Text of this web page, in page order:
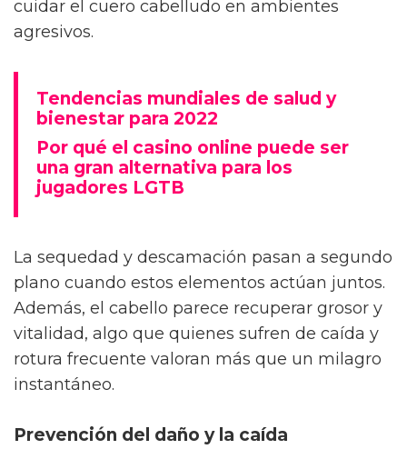
cuidar el cuero cabelludo en ambientes
agresivos.
Tendencias mundiales de salud y
bienestar para 2022
Por qué el casino online puede ser
una gran alternativa para los
jugadores LGTB
La sequedad y descamación pasan a segundo
plano cuando estos elementos actúan juntos.
Además, el cabello parece recuperar grosor y
vitalidad, algo que quienes sufren de caída y
rotura frecuente valoran más que un milagro
instantáneo.
Prevención del daño y la caída